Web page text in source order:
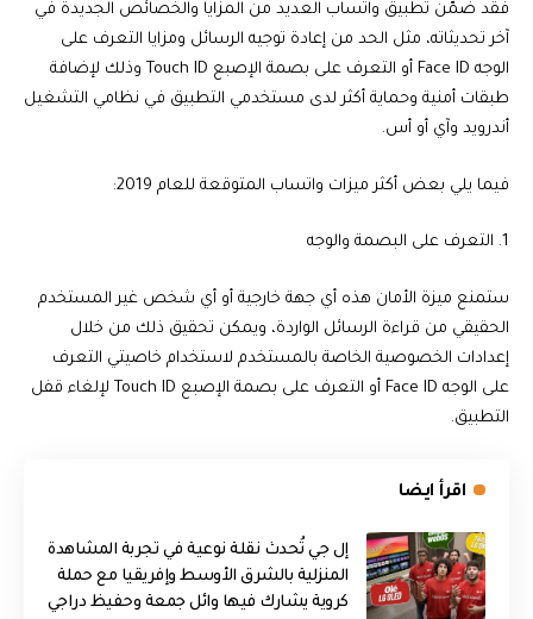
فقد ضمّن تطبيق واتساب العديد من المزايا والخصائص الجديدة في
آخر تحديثاته، مثل الحد من إعادة توجيه الرسائل ومزايا التعرف على
الوجه Face ID أو التعرف على بصمة الإصبع Touch ID وذلك لإضافة
طبقات أمنية وحماية أكثر لدى مستخدمي التطبيق في نظامي التشغيل
أندرويد وآي أو أس.
فيما يلي بعض أكثر ميزات واتساب المتوقعة للعام 2019:
1. التعرف على البصمة والوجه
ستمنع ميزة الأمان هذه أي جهة خارجية أو أي شخص غير المستخدم
الحقيقي من قراءة الرسائل الواردة، ويمكن تحقيق ذلك من خلال
إعدادات الخصوصية الخاصة بالمستخدم لاستخدام خاصيتي التعرف
على الوجه Face ID أو التعرف على بصمة الإصبع Touch ID لإلغاء قفل
التطبيق.
اقرأ ايضا
إل جي تُحدث نقلة نوعية في تجربة المشاهدة
المنزلية بالشرق الأوسط وإفريقيا مع حملة
كروية يشارك فيها وائل جمعة وحفيظ دراجي